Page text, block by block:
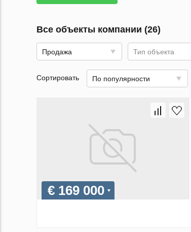
Все объекты компании (26)
Продажа Тип объекта
Сортировать По популярности
€ 169 000